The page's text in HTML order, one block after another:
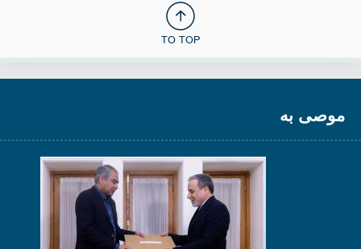
TO TOP
موصى به